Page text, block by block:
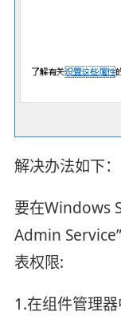
解决办法如下：
要在Windows
Admin
表权限:
1.在组件管理